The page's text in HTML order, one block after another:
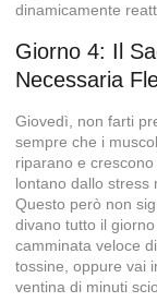
dinamicamente
Giorno 4: Il
Necessaria
Giovedì, non farti
sempre che i
riparano e
lontano dallo stress
Questo però non
divano tutto il
camminata veloce
tossine, oppure vai
ventina di minuti